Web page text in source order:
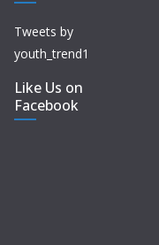
Tweets by
youth_trend1
Like Us on
Facebook